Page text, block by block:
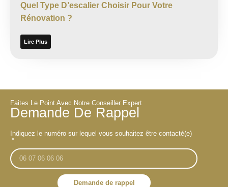
Quel Type D’escalier Choisir Pour Votre
Rénovation ?
Lire Plus
Faites Le Point Avec Notre Conseiller Expert
Demande De Rappel
Indiquez le numéro sur lequel vous souhaitez être contacté(e)
Demande de rappel